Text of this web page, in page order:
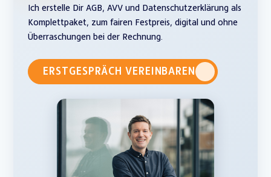
Ich erstelle Dir AGB, AVV und Datenschutzerklärung als
Komplettpaket, zum fairen Festpreis, digital und ohne
Überraschungen bei der Rechnung.
ERSTGESPRÄCH VEREINBAREN